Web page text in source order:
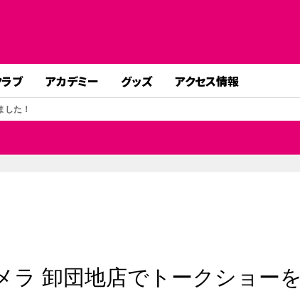
ブ アカデミー グッズ アクセス情報
した！
ラ 卸団地店でトークショーを